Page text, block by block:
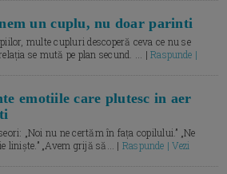
un cuplu, nu doar parinti
multe cupluri descoperă ceva ce nu se
se mută pe plan secund. ... |Raspunde |
emotiile care plutesc in aer
„Noi nu ne certăm în fața copilului.” „Ne
liniște.” „Avem grijă să... | Raspunde | Vezi